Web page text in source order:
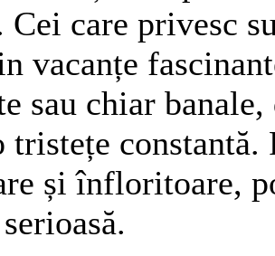
Cei care privesc
vacanțe
sau chiar
tristețe
și înfloritoare,